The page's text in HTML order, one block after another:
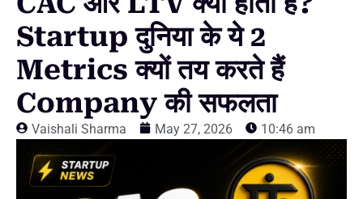
Startup दुनिया के ये 2
Metrics क्यों तय करते हैं
Company की सफलता
Vaishali Sharma May 27, 2026 10:46 am